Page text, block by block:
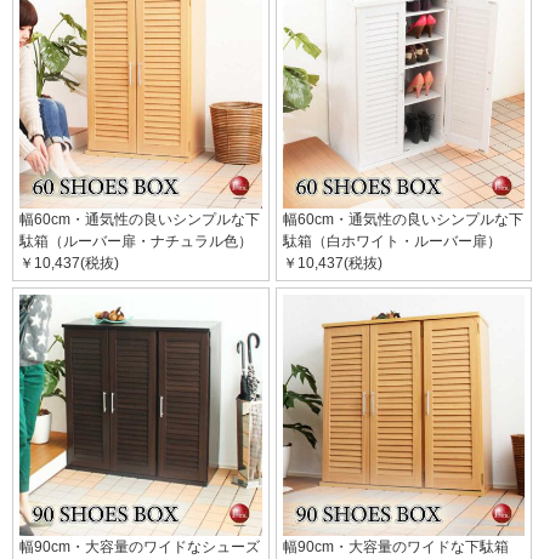
幅60cm・通気性の良いシンプルな下
駄箱（ルーバー扉・ナチュラル色）
￥10,437(税抜)
幅60cm・通気性の良いシンプルな下
駄箱（白ホワイト・ルーバー扉）
￥10,437(税抜)
幅90cm・大容量のワイドなシューズ
幅90cm・大容量のワイドな下駄箱